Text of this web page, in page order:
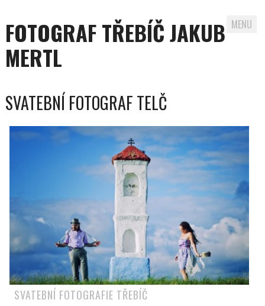
FOTOGRAF TŘEBÍČ JAKUB
MERTL
MENU
SVATEBNÍ FOTOGRAF TELČ
SVATEBNÍ FOTOGRAFIE TŘEBÍČ